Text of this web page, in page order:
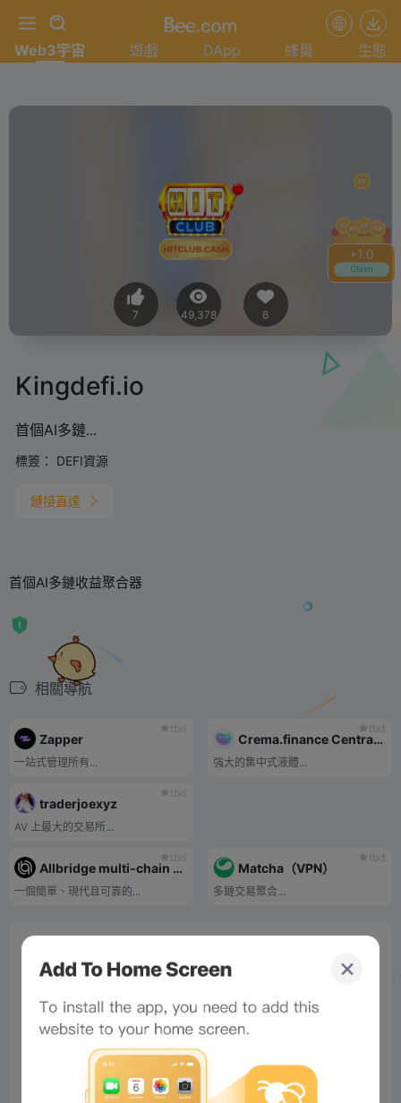
+1.0
Claim
Web3宇宙 遊戲 DApp 蜂巢 生態
7 49,378 6
Kingdefi.io
首個AI多鏈...
標簽： DEFI資源
鏈接直達
首個AI多鏈收益聚合器
相關導航
tbd
Zapper
一站式管理所有...
tbd
Crema.finance Centralized Liquidity Protocol
強大的集中式液體...
tbd
traderjoexyz
AV 上最大的交易所...
tbd
Allbridge multi-chain asset transfer tool
一個簡單、現代且可靠的...
tbd
Matcha（VPN）
多鏈交易聚合...
tbd
Comments (0)